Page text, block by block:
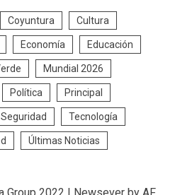
Coyuntura Cultura
Economía Educación
Mundial 2026
Política Principal
Seguridad Tecnología
Últimas Noticias